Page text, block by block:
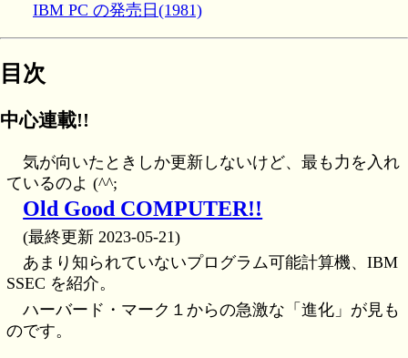
IBM PC の発売日(1981)
目次
中心連載!!
気が向いたときしか更新しないけど、最も力を入れ
ているのよ (^^;
Old Good COMPUTER!!
(最終更新 2023-05-21)
あまり知られていないプログラム可能計算機、IBM
SSEC を紹介。
ハーバード・マーク１からの急激な「進化」が見も
のです。